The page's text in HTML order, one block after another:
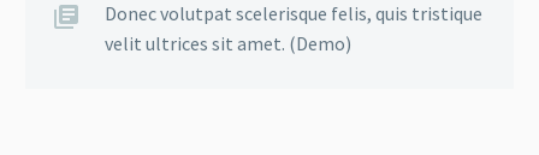
Donec volutpat scelerisque felis, quis tristique
velit ultrices sit amet. (Demo)